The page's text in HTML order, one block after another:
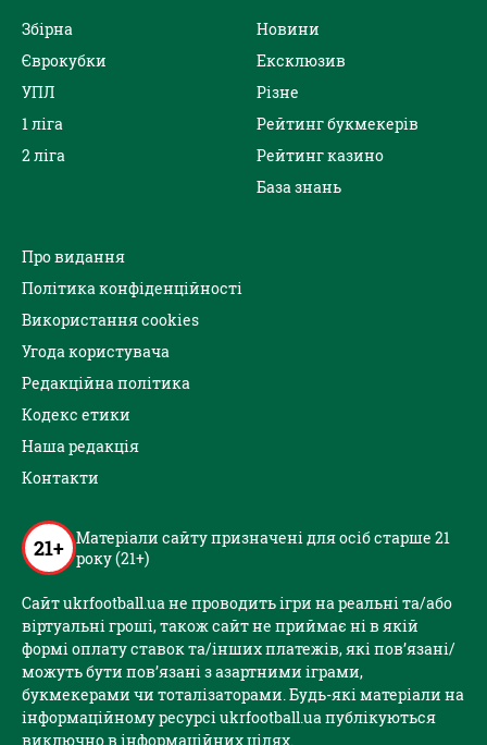
Збірна
Єврокубки
УПЛ
1 ліга
2 ліга
Новини
Ексклюзив
Різне
Рейтинг букмекерів
Рейтинг казино
База знань
Про видання
Політика конфіденційності
Використання cookies
Угода користувача
Редакційна політика
Кодекс етики
Наша редакція
Контакти
21+ Матеріали сайту призначені для осіб старше 21
року (21+)
Сайт ukrfootball.ua не проводить ігри на реальні та/або
віртуальні гроші, також сайт не приймає ні в якій
формі оплату ставок та/інших платежів, які пов’язані/
можуть бути пов’язані з азартними іграми,
букмекерами чи тоталізаторами. Будь-які матеріали на
інформаційному ресурсі ukrfootball.ua публікуються
виключно в інформаційних цілях.